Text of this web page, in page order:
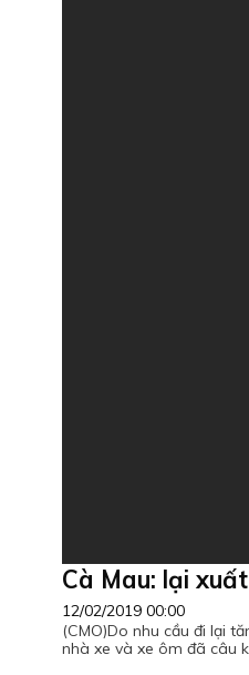
Cà Mau: lại
12/02/2019 00:00
(CMO)Do nhu cầu đi lại
nhà xe và xe ôm đã câu